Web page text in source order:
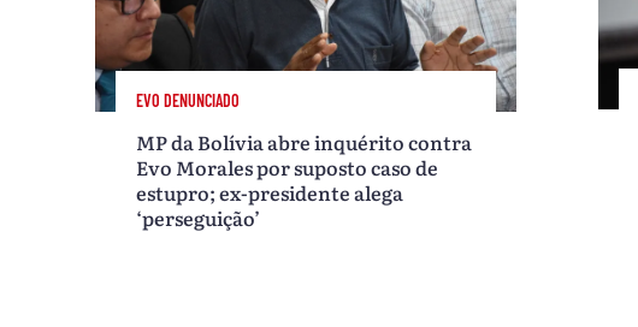
EVO DENUNCIADO
MP da Bolívia abre inquérito contra
Evo Morales por suposto caso de
estupro; ex-presidente alega
‘perseguição’